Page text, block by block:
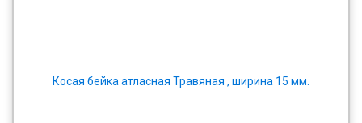
Косая бейка атласная Травяная , ширина 15 мм.